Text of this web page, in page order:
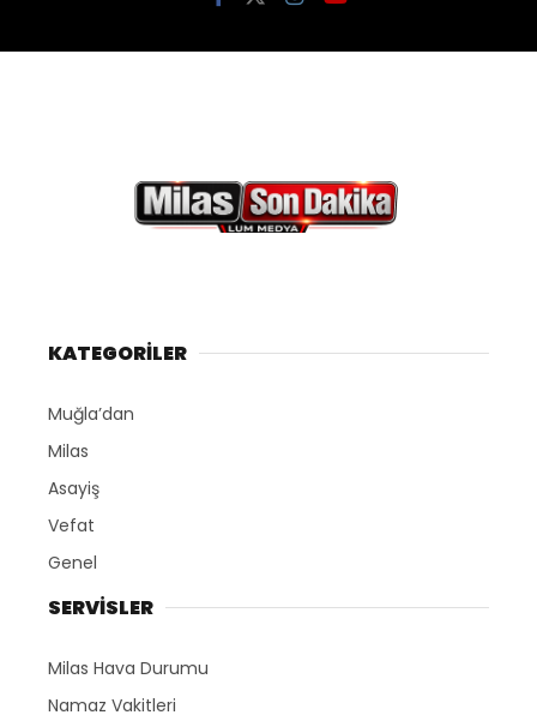
KATEGORİLER
Muğla’dan
Milas
Asayiş
Vefat
Genel
SERVİSLER
Milas Hava Durumu
Namaz Vakitleri